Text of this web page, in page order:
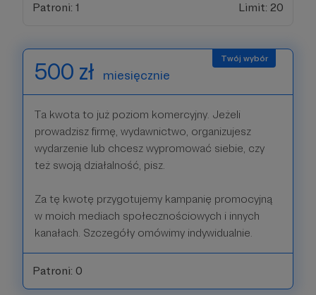
Patroni: 1 Limit: 20
500 zł miesięcznie
Ta kwota to już poziom komercyjny. Jeżeli
prowadzisz firmę, wydawnictwo, organizujesz
wydarzenie lub chcesz wypromować siebie, czy
też swoją działalność, pisz.
Za tę kwotę przygotujemy kampanię promocyjną
w moich mediach społecznościowych i innych
kanałach. Szczegóły omówimy indywidualnie.
Patroni: 0